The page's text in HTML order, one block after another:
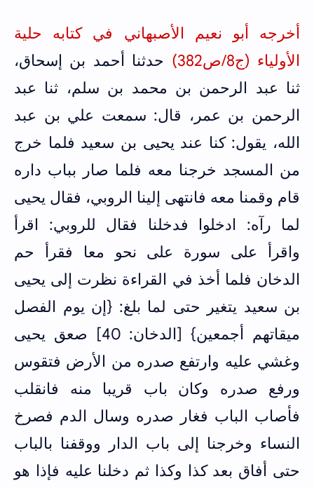
أخرجه أبو نعيم الأصبهاني في كتابه حلية
الأولياء (ج8/ص382)
حدثنا أحمد بن إسحاق،
ثنا عبد الرحمن بن محمد بن سلم، ثنا عبد
الرحمن بن عمر، قال: سمعت علي بن عبد
الله، يقول: كنا عند يحيى بن سعيد فلما خرج
من المسجد خرجنا معه فلما صار بباب داره
قام وقمنا معه فانتهى إلينا الروبي، فقال يحيى
لما رآه: ادخلوا فدخلنا فقال للروبي: اقرأ
واقرأ على سورة على نحو معا فقرأ حم
الدخان فلما أخذ في القراءة نظرت إلى يحيى
بن سعيد يتغير حتى لما بلغ: {إن يوم الفصل
ميقاتهم أجمعين} [الدخان: 40] صعق يحيى
وغشي عليه وارتفع صدره من الأرض فتقوس
ورفع صدره وكان باب قريبا منه فانقلب
فأصاب الباب فغار صدره وسال الدم فصرخ
النساء وخرجنا إلى باب الدار ووقفنا بالباب
حتى أفاق بعد كذا وكذا ثم دخلنا عليه فإذا هو